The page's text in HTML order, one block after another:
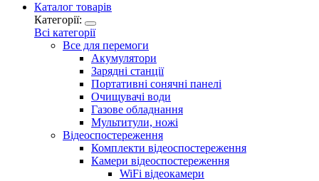
Каталог товарів
Категорії:
Всі категорії
Все для перемоги
Акумулятори
Зарядні станції
Портативні сонячні панелі
Очищувачі води
Газове обладнання
Мультитули, ножі
Відеоспостереження
Комплекти відеоспостереження
Камери відеоспостереження
WiFi відеокамери